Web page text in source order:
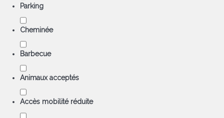
Parking
Cheminée
Barbecue
Animaux acceptés
Accès mobilité réduite